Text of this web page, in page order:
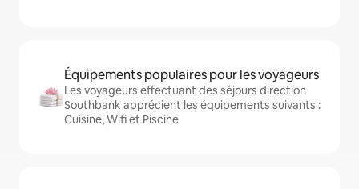
Équipements populaires pour les voyageurs
Les voyageurs effectuant des séjours direction
Southbank apprécient les équipements suivants :
Cuisine, Wifi et Piscine